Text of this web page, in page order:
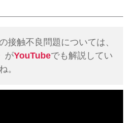
接触不良問題については、
がYouTubeでも解説してい
。